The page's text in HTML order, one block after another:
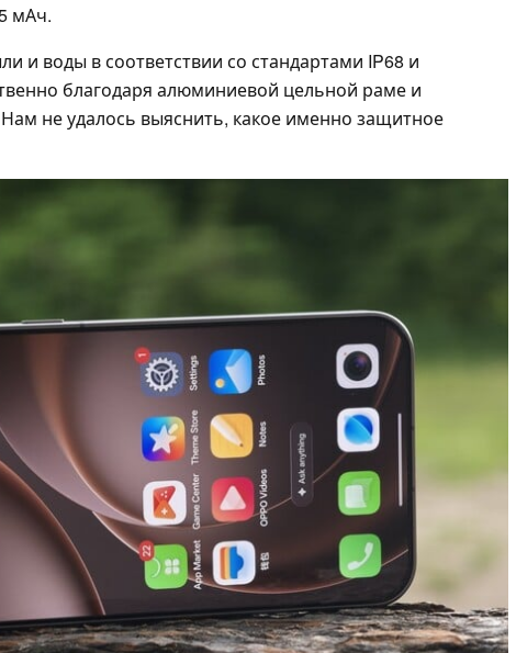
мАч.
и воды в соответствии со стандартами IP68 и
благодаря алюминиевой цельной раме и
не удалось выяснить, какое именно защитное